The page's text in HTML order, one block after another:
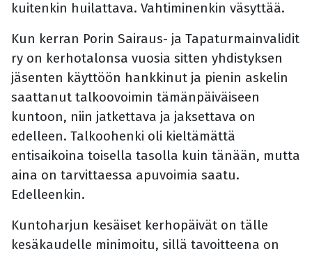
kuitenkin huilattava. Vahtiminenkin väsyttää.
Kun kerran Porin Sairaus- ja Tapaturmainvalidit
ry on kerhotalonsa vuosia sitten yhdistyksen
jäsenten käyttöön hankkinut ja pienin askelin
saattanut talkoovoimin tämänpäiväiseen
kuntoon, niin jatkettava ja jaksettava on
edelleen. Talkoohenki oli kieltämättä
entisaikoina toisella tasolla kuin tänään, mutta
aina on tarvittaessa apuvoimia saatu.
Edelleenkin.
Kuntoharjun kesäiset kerhopäivät on tälle
kesäkaudelle minimoitu, sillä tavoitteena on